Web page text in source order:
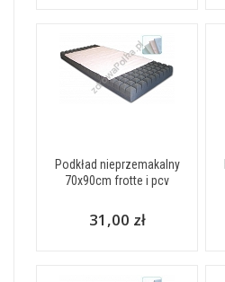
Podkład nieprzemakalny
70x90cm frotte i pcv
31,00 zł